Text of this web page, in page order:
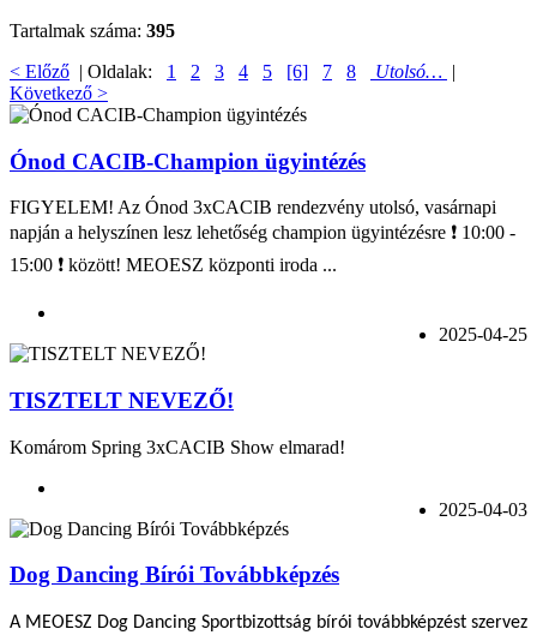
Tartalmak száma: 395
< Előző | Oldalak: 1 2 3 4 5 [6] 7 8 Utolsó… |
Következő >
Ónod CACIB-Champion ügyintézés
FIGYELEM! Az Ónod 3xCACIB rendezvény utolsó, vasárnapi
napján a helyszínen lesz lehetőség champion ügyintézésre ❗ 10:00 -
15:00 ❗ között! MEOESZ központi iroda ...
2025-04-25
TISZTELT NEVEZŐ!
Komárom Spring 3xCACIB Show elmarad!
2025-04-03
Dog Dancing Bírói Továbbképzés
A MEOESZ Dog Dancing Sportbizottság bírói továbbképzést szervez